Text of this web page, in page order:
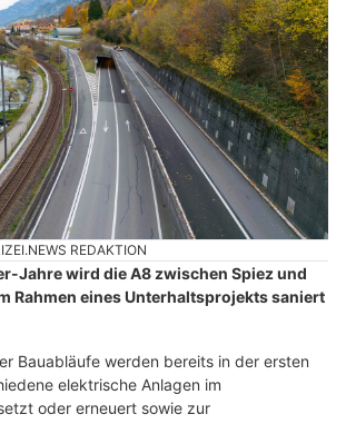
Swiss GmbH – Jetzt anfragen
Rast für Velofahrer
West BE: Nachtsperrung
REDAKTION
auf der A8 zwischen Spiez und Interlaken
Signale ersetzt werden.
für eine Nacht gesperrt.